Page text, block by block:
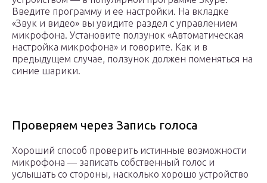
Введите программу и ее настройки. На вкладке
«Звук и видео» вы увидите раздел с управлением
микрофона. Установите ползунок «Автоматическая
настройка микрофона» и говорите. Как и в
предыдущем случае, ползунок должен поменяться на
синие шарики.
Проверяем через Запись голоса
Хороший способ проверить истинные возможности
микрофона — записать собственный голос и
услышать со стороны, насколько хорошо устройство